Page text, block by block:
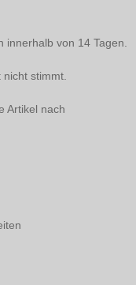
von 14 Tagen.
stimmt.
Artikel nach